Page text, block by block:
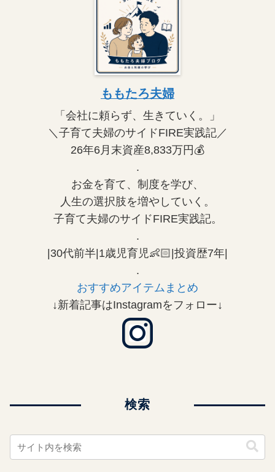
ももたろ夫婦
「会社に頼らず、生きていく。」
＼子育て夫婦のサイドFIRE実践記／
26年6月末資産8,833万円💰
.
お金を育て、制度を学び、
人生の選択肢を増やしていく。
子育て夫婦のサイドFIRE実践記。
.
|30代前半|1歳児育児👶🏻|投資歴7年|
.
おすすめアイテムまとめ
↓新着記事はInstagramをフォロー↓
検索